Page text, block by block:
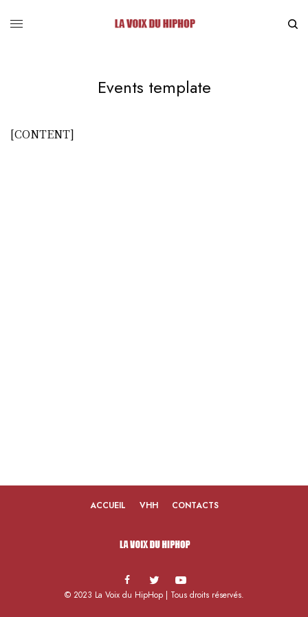
Events template
[CONTENT]
ACCUEIL VHH CONTACTS
© 2023 La Voix du HipHop | Tous droits réservés.